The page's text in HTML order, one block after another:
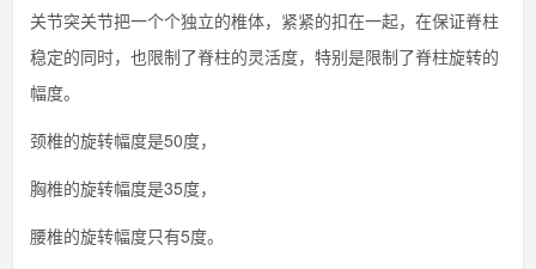
关节突关节把一个个独立的椎体，紧紧的扣在一起，在保证脊柱
稳定的同时，也限制了脊柱的灵活度，特别是限制了脊柱旋转的
幅度。
颈椎的旋转幅度是50度，
胸椎的旋转幅度是35度，
腰椎的旋转幅度只有5度。